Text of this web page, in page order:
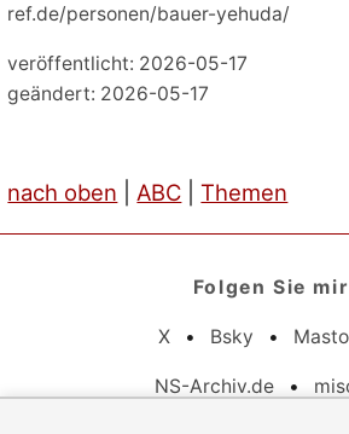
ref.de/personen/bauer-yehuda/
veröffentlicht: 2026-05-17
geändert: 2026-05-17
nach oben ABC |Themen
Folgen Sie mir
X • Bsky •
NS-Archiv.de •